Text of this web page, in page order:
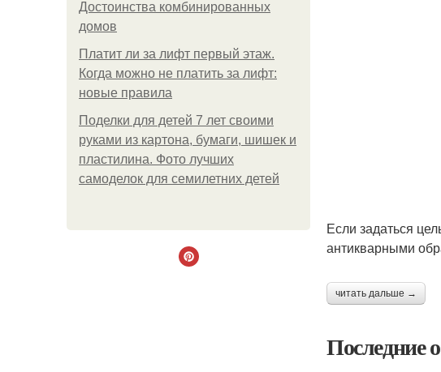
Достоинства комбинированных
домов
Платит ли за лифт первый этаж.
Когда можно не платить за лифт:
новые правила
Поделки для детей 7 лет своими
руками из картона, бумаги, шишек и
пластилина. Фото лучших
самоделок для семилетних детей
Если задаться
антикварными
читать дальше →
Последние